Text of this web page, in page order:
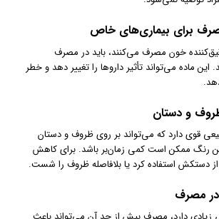
برای بیماری‌های خاص
خون مصرف می‌کنند، باید در مصرف
این ماده می‌تواند تأثیر داروها را تغییر دهد و خطر
و دستان
قوی دارد که می‌تواند بر روی ظروف و دستان
رنگ ممکن است کمی زمان‌بر باشد. برای کاهش
دستکش استفاده کرد یا بلافاصله ظروف را شست.
در مصرف